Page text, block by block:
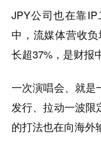
JPY公司也在靠
中，流媒体营收
长超37%，是财报
一次演唱会、就是
发行、拉动一波限
的打法也在向海外